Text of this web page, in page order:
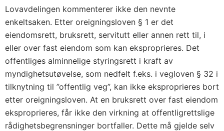
Lovavdelingen kommenterer ikke den nevnte
enkeltsaken. Etter oreigningsloven § 1 er det
eiendomsrett, bruksrett, servitutt eller annen rett til, i
eller over fast eiendom som kan eksproprieres. Det
offentliges alminnelige styringsrett i kraft av
myndighetsutøvelse, som nedfelt f.eks. i vegloven § 32 i
tilknytning til ”offentlig veg”, kan ikke eksproprieres bort
etter oreigningsloven. At en bruksrett over fast eiendom
eksproprieres, får ikke den virkning at offentligrettslige
rådighetsbegrensninger bortfaller. Dette må gjelde selv